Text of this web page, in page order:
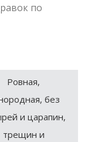
по
Ровная,
без
и царапин,
трещин и